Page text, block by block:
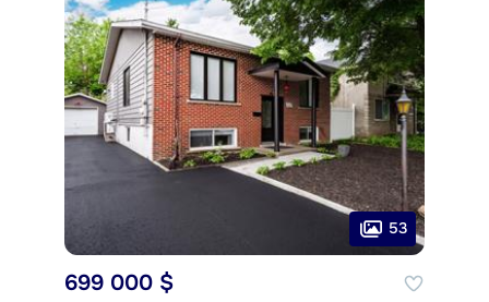
53
699 000 $